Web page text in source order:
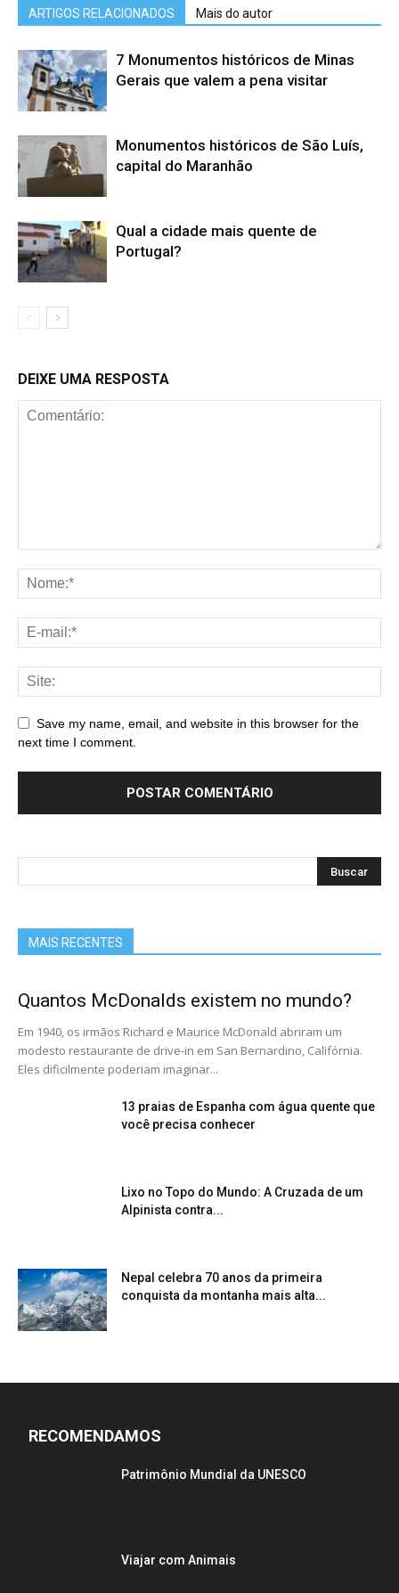
ARTIGOS RELACIONADOS Mais do autor
7 Monumentos históricos de Minas
Gerais que valem a pena visitar
Monumentos históricos de São Luís,
capital do Maranhão
Qual a cidade mais quente de
Portugal?
DEIXE UMA RESPOSTA
Save my name, email, and website in this browser for the
next time I comment.
MAIS RECENTES
Quantos McDonalds existem no mundo?
Em 1940, os irmãos Richard e Maurice McDonald abriram um
modesto restaurante de drive-in em San Bernardino, Califórnia.
Eles dificilmente poderiam imaginar...
13 praias de Espanha com água quente que
você precisa conhecer
Lixo no Topo do Mundo: A Cruzada de um
Alpinista contra...
Nepal celebra 70 anos da primeira
conquista da montanha mais alta...
RECOMENDAMOS
Patrimônio Mundial da UNESCO
Viajar com Animais